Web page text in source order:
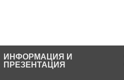
ИНФОРМАЦИЯ И
ПРЕЗЕНТАЦИЯ